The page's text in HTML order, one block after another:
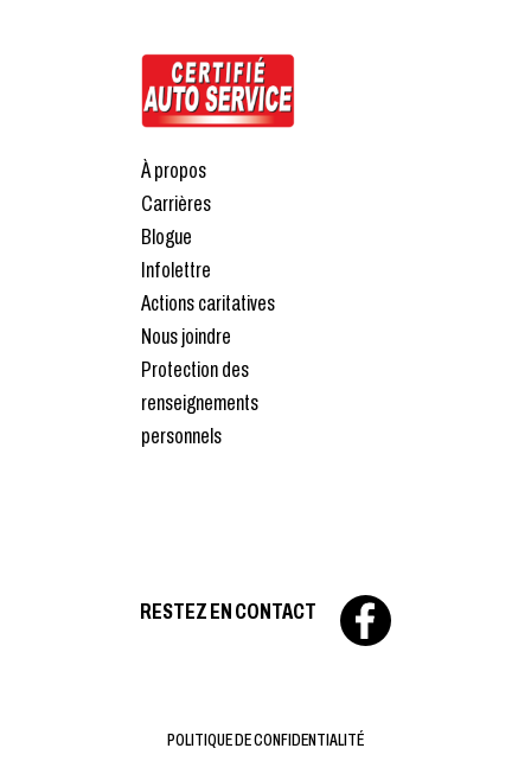
À propos
Carrières
Blogue
Infolettre
Actions caritatives
Nous joindre
Protection des
renseignements
personnels
RESTEZ EN CONTACT
POLITIQUE DE CONFIDENTIALITÉ